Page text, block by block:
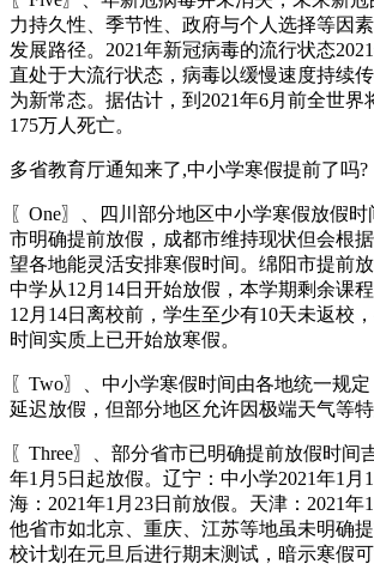
力持久性、季节性、政府与个人选择等因
发展路径。2021年新冠病毒的流行状态
直处于大流行状态，病毒以缓慢速度持续
为新常态。据估计，到2021年6月前全世界
175万人死亡。
多省教育厅通知来了,中小学寒假提前了吗?
〖One〗、四川部分地区中小学寒假放假
市明确提前放假，成都市维持现状但会根
望各地能灵活安排寒假时间。绵阳市提前
中学从12月14日开始放假，本学期剩余课
12月14日离校前，学生至少有10天未返校
时间实质上已开始放寒假。
〖Two〗、中小学寒假时间由各地统一规
延迟放假，但部分地区允许因极端天气等特
〖Three〗、部分省市已明确提前放假时间
年1月5日起放假。辽宁：中小学2021年1月
海：2021年1月23日前放假。天津：2021年
他省市如北京、重庆、江苏等地虽未明确
校计划在元旦后进行期末测试，暗示寒假可